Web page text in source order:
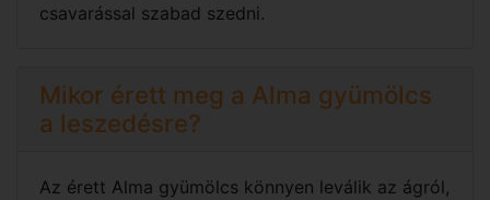
csavarással szabad szedni.
Mikor érett meg a Alma gyümölcs
a leszedésre?
Az érett Alma gyümölcs könnyen leválik az ágról,